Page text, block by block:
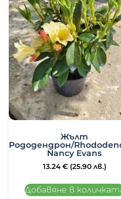
Жълт
Рододендрон/
Nancy Evans
13.24 € (25.90 лв.)
Добавяне в